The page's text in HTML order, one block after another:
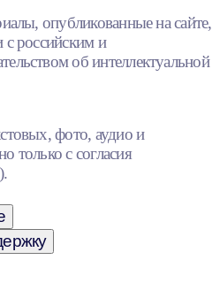
опубликованные на сайте,
с российским и
об интеллектуальной
фото, аудио и
только с согласия